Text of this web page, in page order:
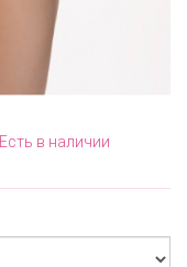
Есть в наличии